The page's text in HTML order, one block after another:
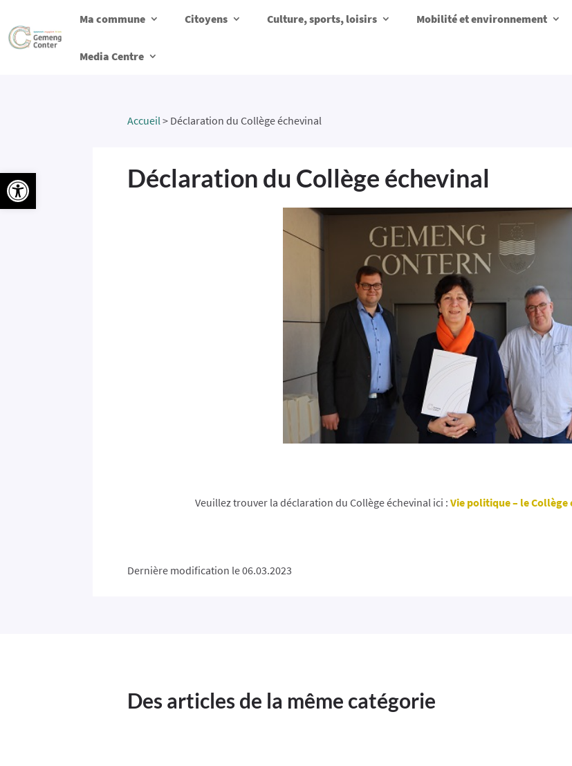
Ma commune Citoyens Culture, sports, loisirs Mobilité et environnement
Media Centre
Accueil > Déclaration du Collège échevinal
Déclaration du Collège échevinal
Veuillez trouver la déclaration du Collège échevinal ici : Vie politique – le Collège
Dernière modification le 06.03.2023
Des articles de la même catégorie
Ouvrir la barre d’outils